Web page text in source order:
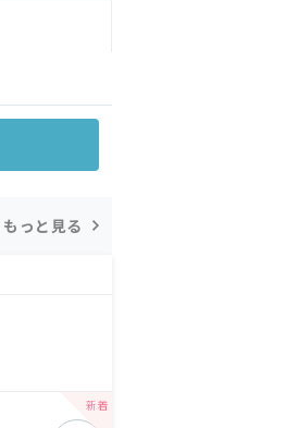
もっと見る